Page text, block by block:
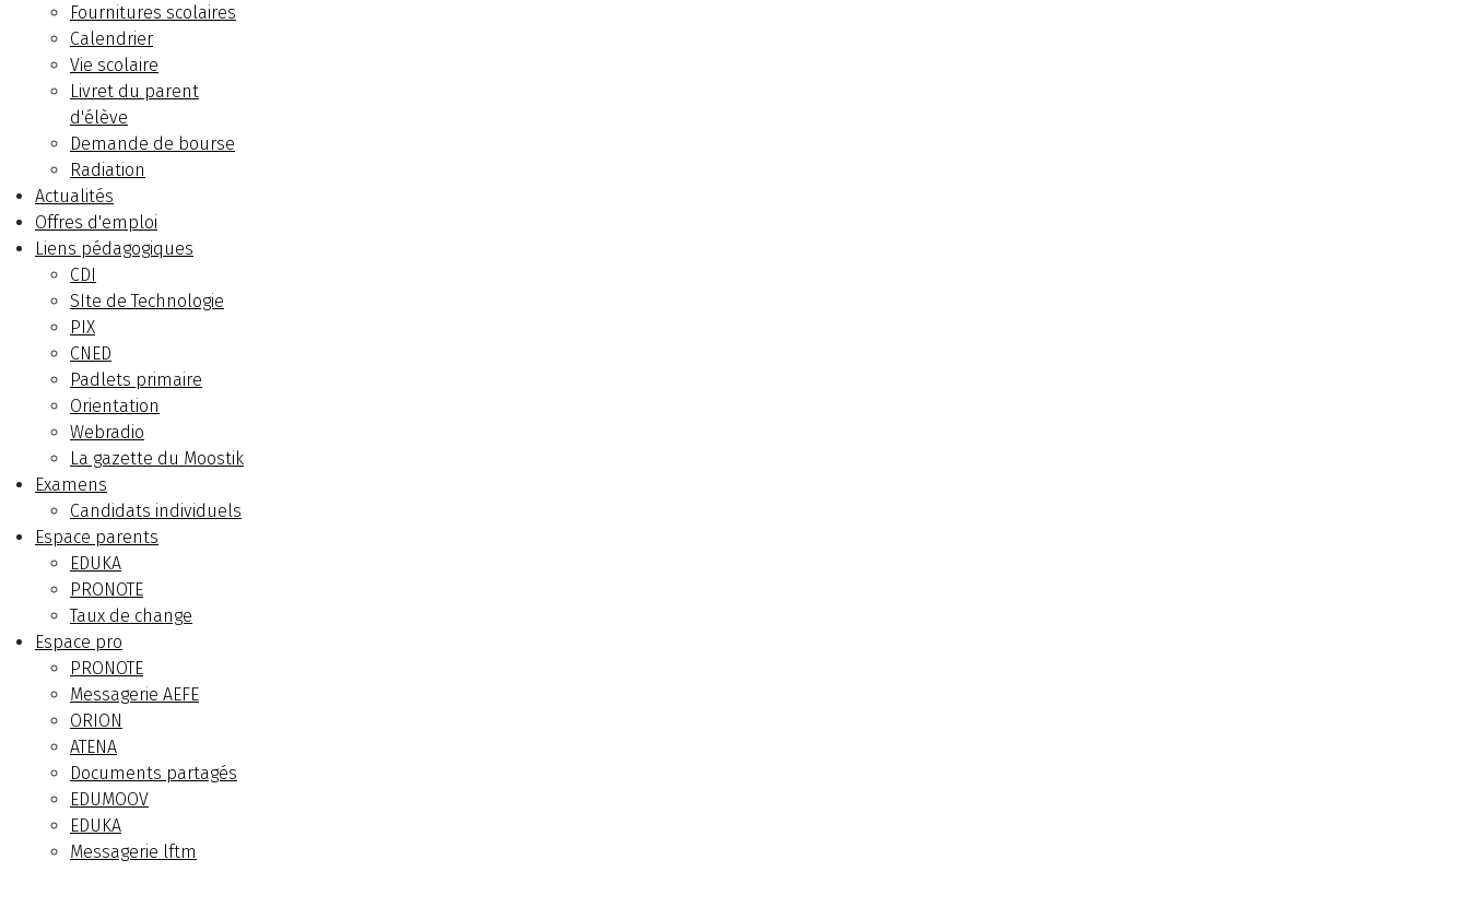
Fournitures scolaires
Calendrier
Vie scolaire
Livret du parent
d'élève
Demande de bourse
Radiation
Actualités
Offres d'emploi
Liens pédagogiques
CDI
SIte de Technologie
PIX
CNED
Padlets primaire
Orientation
Webradio
La gazette du Moostik
Examens
Candidats individuels
Espace parents
EDUKA
PRONOTE
Taux de change
Espace pro
PRONOTE
Messagerie AEFE
ORION
ATENA
Documents partagés
EDUMOOV
EDUKA
Messagerie lftm